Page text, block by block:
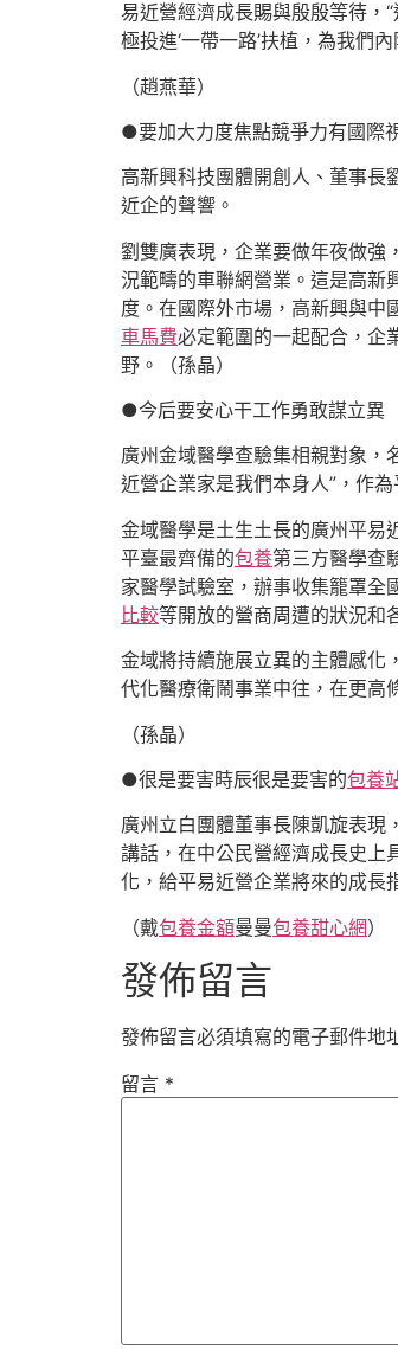
易近營經濟成長賜與殷殷等待，
極投進‘一帶一路’扶植，為我們
（趙燕華）
●要加大力度焦點競爭力有國際
高新興科技團體開創人、董事長
近企的聲響。
劉雙廣表現，企業要做年夜做強
況範疇的車聯網營業。這是高新
度。在國際外市場，高新興與
車馬費必定範圍的一起配合，企
野。（孫晶）
●今后要安心干工作勇敢謀立異
廣州金域醫學查驗集相親對象，
近營企業家是我們本身人”，作
金域醫學是土生土長的廣州平易
平臺最齊備的包養第三方醫學查
家醫學試驗室，辦事收集籠罩
比較等開放的營商周遭的狀況和
金域將持續施展立異的主體感化
代化醫療衛鬧事業中往，在更高
（孫晶）
●很是要害時辰很是要害的包養
廣州立白團體董事長陳凱旋表現
講話，在中公民營經濟成長史上
化，給平易近營企業將來的成長
（戴包養金額曼曼包養甜心網）
發佈留言
發佈留言必須填寫的電子郵件地
留言 *